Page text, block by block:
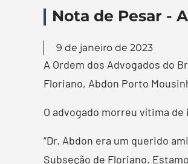
Nota de Pesar -
9 de janeiro de 2023
A Ordem dos Advogados do
Floriano, Abdon Porto
O advogado morreu vítima
“Dr. Abdon era um querido
Subseção de Floriano.